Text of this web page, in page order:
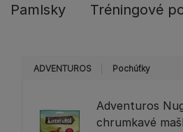
Pamlsky Tréningové
ADVENTUROS Pochúťky
Adventuros
chrumkavé